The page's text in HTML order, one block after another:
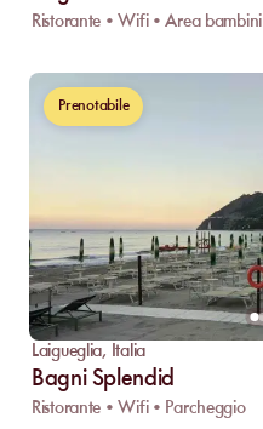
Ristorante • Wifi • Area bambini
Prenotabile
Laigueglia, Italia
Bagni Splendid
Ristorante • Wifi • Parcheggio